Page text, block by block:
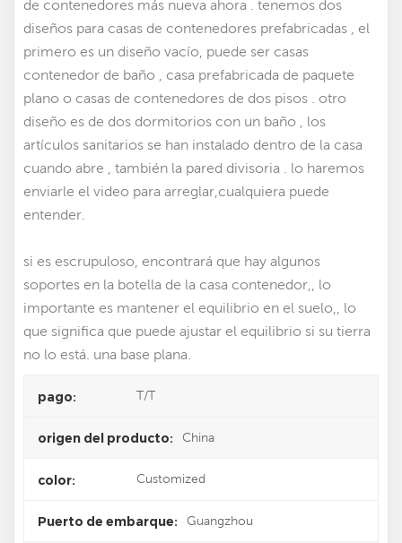
de contenedores más nueva ahora . tenemos dos
diseños para casas de contenedores prefabricadas , el
primero es un diseño vacío, puede ser casas
contenedor de baño , casa prefabricada de paquete
plano o casas de contenedores de dos pisos . otro
diseño es de dos dormitorios con un baño , los
artículos sanitarios se han instalado dentro de la casa
cuando abre , también la pared divisoria . lo haremos
enviarle el video para arreglar,cualquiera puede
entender.
si es escrupuloso, encontrará que hay algunos
soportes en la botella de la casa contenedor,, lo
importante es mantener el equilibrio en el suelo,, lo
que significa que puede ajustar el equilibrio si su tierra
no lo está. una base plana.
pago: T/T
origen del producto: China
color: Customized
Puerto de embarque: Guangzhou